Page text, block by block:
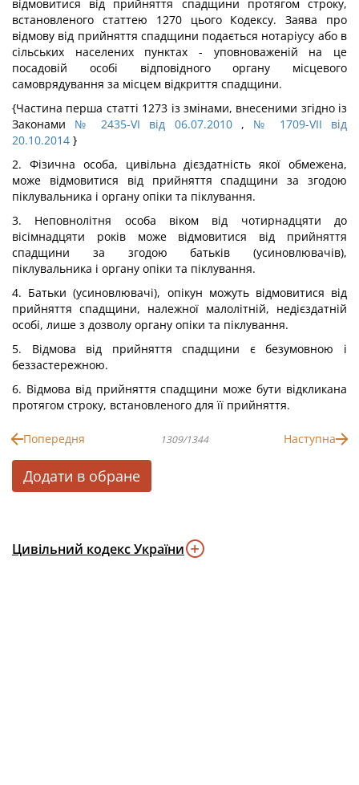
відмовитися від прийняття спадщини протягом строку,
встановленого статтею 1270 цього Кодексу. Заява про
відмову від прийняття спадщини подається нотаріусу або в
сільських населених пунктах - уповноваженій на це
посадовій особі відповідного органу місцевого
самоврядування за місцем відкриття спадщини.
{Частина перша статті 1273 із змінами, внесеними згідно із
Законами № 2435-VI від 06.07.2010, № 1709-VII від
20.10.2014 }
2. Фізична особа, цивільна дієздатність якої обмежена,
може відмовитися від прийняття спадщини за згодою
піклувальника і органу опіки та піклування.
3. Неповнолітня особа віком від чотирнадцяти до
вісімнадцяти років може відмовитися від прийняття
спадщини за згодою батьків (усиновлювачів),
піклувальника і органу опіки та піклування.
4. Батьки (усиновлювачі), опікун можуть відмовитися від
прийняття спадщини, належної малолітній, недієздатній
особі, лише з дозволу органу опіки та піклування.
5. Відмова від прийняття спадщини є безумовною і
беззастережною.
6. Відмова від прийняття спадщини може бути відкликана
протягом строку, встановленого для її прийняття.
Попередня 1309/1344 Наступна
Додати в обране
Цивільний кодекс України